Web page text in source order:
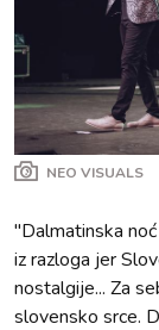
NEO VISUALS
"Dalmatinska
iz razloga jer
nostalgije... Za
slovensko srce.